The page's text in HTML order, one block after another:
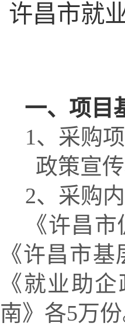
许昌市就
一、 项目
1、 采购
政策宣传
2、 采购
《许昌
《许昌市
《就业助
南》各5万份